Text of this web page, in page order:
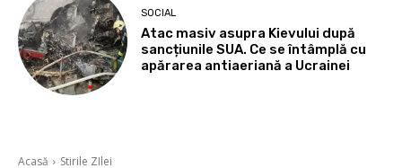
SOCIAL
Atac masiv asupra Kievului după
sancțiunile SUA. Ce se întâmplă cu
apărarea antiaeriană a Ucrainei